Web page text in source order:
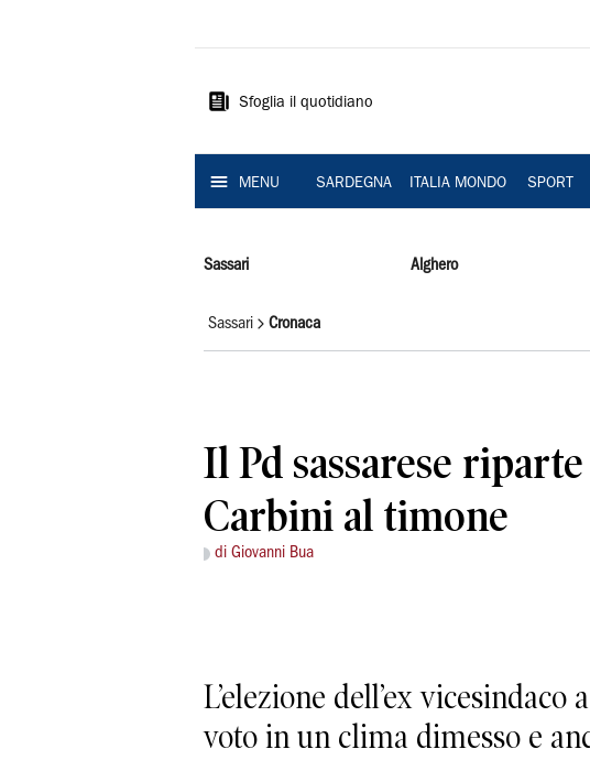
Sardegna
Sfoglia il quotidiano
MENU SARDEGNA ITALIA MONDO SPORT
Sassari Alghero
Sassari Cronaca
Il Pd sassarese
Carbini al timone
di Giovanni Bua
L’elezione dell’ex
voto in un clima dimesso e